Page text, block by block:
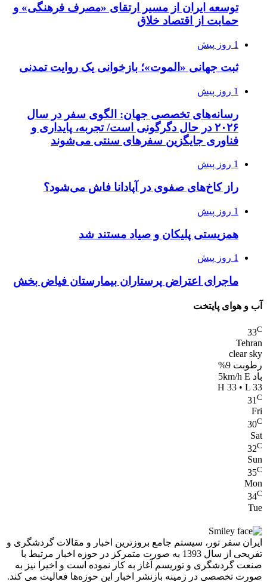
توسعه ایران از مسیر ارتقای «مصرف فرهنگی» و
حمایت از اقتصاد خلاق
1 روز پیش
ثبت جهانی «الموت»؛ بازخوانی یک روایت تمدنی
1 روز پیش
رسانه‌های تخصصی جهان: الگوی سفر در سال
۲۰۲۶ در حال دگرگونی است/ تجربه، پایداری و
فناوری جایگزین سفرهای سنتی می‌شوند
1 روز پیش
راز کاخ‌های صفوی در آپادانا فاش می‌شود؟
1 روز پیش
همزیستی پلیکان و صیاد مستند شد
1 روز پیش
ماجرای اعتراض پرستاران بیمارستان فیاض بخش
آب و هوای پایتخت
33C
Tehran
clear sky
رطوبت 9%
باد 5km/h E
H 33 • L 33
31 C
Fri
30C
Sat
32C
Sun
35C
Mon
34C
Tue
ایران سفر تور، سیستم جامع بروزترین اخبار و مقالات گردشگری و
تفریحی از سال 1393 به صورت متمرکز در حوزه اخبار مرتبط با
صنعت گردشگری و توریسم آغاز به کار نموده است و اخیرا نیز به
صورت تخصصی در زمینه بازنشر اخبار این حوزه‌ها فعالیت می کند.